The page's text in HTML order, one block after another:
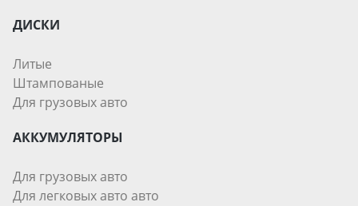
ДИСКИ
Литые
Штампованые
Для грузовых авто
АККУМУЛЯТОРЫ
Для грузовых авто
Для легковых авто авто